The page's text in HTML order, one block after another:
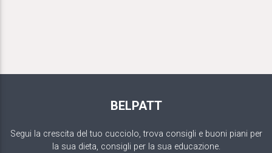
BELPATT
Segui la crescita del tuo cucciolo, trova consigli e buoni piani per
la sua dieta, consigli per la sua educazione.